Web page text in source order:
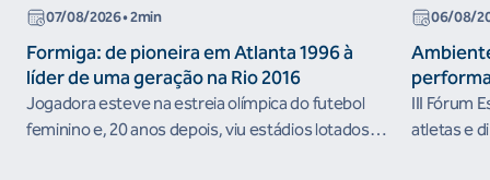
07/08/2026• 2min
Formiga: de pioneira em Atlanta 1996 à
líder de uma geração na Rio 2016
Jogadora esteve na estreia olímpica do futebol
feminino e, 20 anos depois, viu estádios lotados
06/08/
III Fórum
atletas e